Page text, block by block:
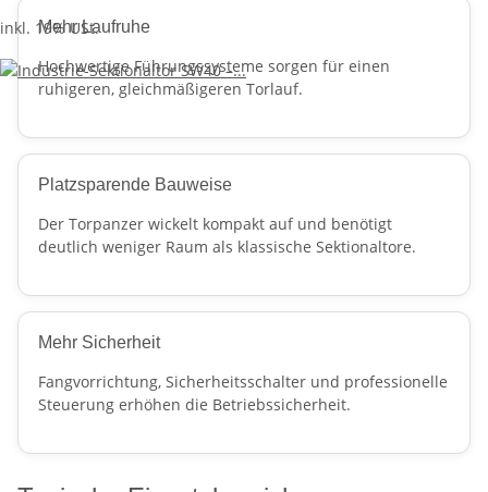
Mehr Laufruhe
Hochwertige Führungssysteme sorgen für einen
ruhigeren, gleichmäßigeren Torlauf.
Platzsparende Bauweise
Der Torpanzer wickelt kompakt auf und benötigt
deutlich weniger Raum als klassische Sektionaltore.
Mehr Sicherheit
Fangvorrichtung, Sicherheitsschalter und professionelle
Steuerung erhöhen die Betriebssicherheit.
inkl. 19% USt.